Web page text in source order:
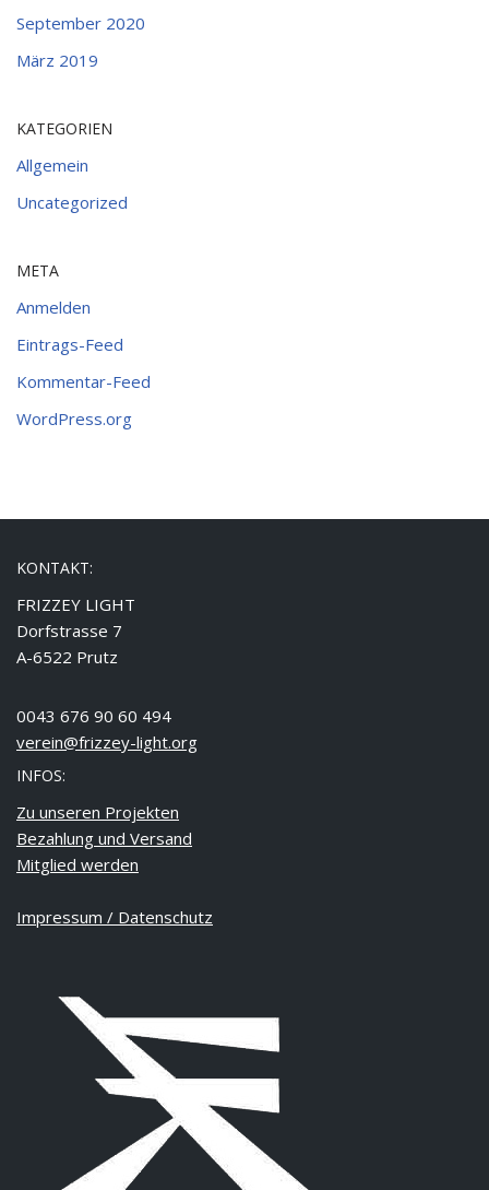
September 2020
März 2019
KATEGORIEN
Allgemein
Uncategorized
META
Anmelden
Eintrags-Feed
Kommentar-Feed
WordPress.org
KONTAKT:
FRIZZEY LIGHT
Dorfstrasse 7
A-6522 Prutz
0043 676 90 60 494
verein@frizzey-light.org
INFOS:
Zu unseren Projekten
Bezahlung und Versand
Mitglied werden
Impressum / Datenschutz